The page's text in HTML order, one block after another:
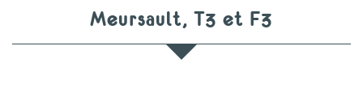
Meursault, T3 et F3